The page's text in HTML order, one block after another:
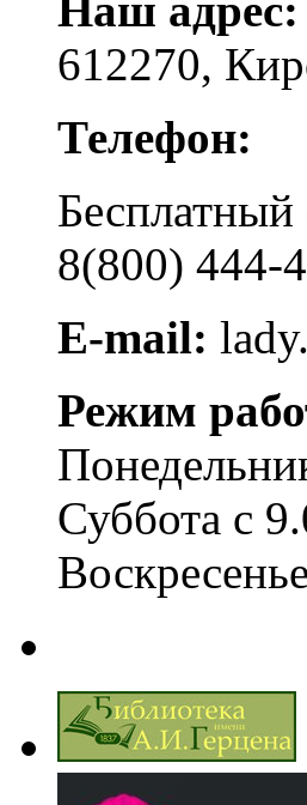
612270,
Телефон:
8(800) 444-
E-mail:
Режим
Суббота с